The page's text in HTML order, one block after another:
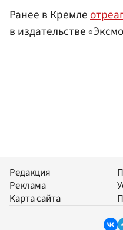
Ранее в Кремле
в издательстве
Редакция
Реклама
Карта сайта